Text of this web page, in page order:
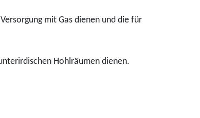
mit Gas dienen und die für
Hohlräumen dienen.